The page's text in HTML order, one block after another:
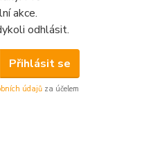
akce.
odhlásit.
Přihlásit se
údajů za účelem